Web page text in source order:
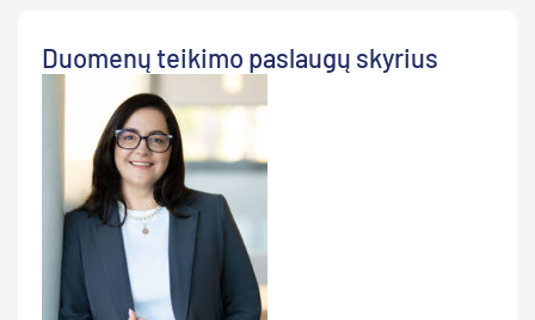
Duomenų teikimo paslaugų skyrius